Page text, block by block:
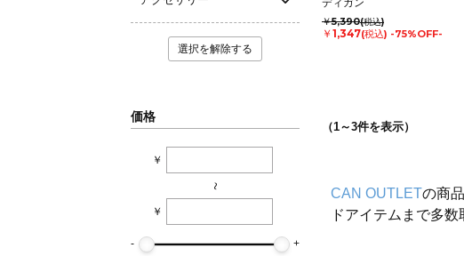
選択を解除する
価格
￥
~
￥
ディガン
￥5,390(税込)
￥1,347(税込) -75%OFF-
（1～3件を表示）
CAN OUTLETの商
ドアイテムまで多